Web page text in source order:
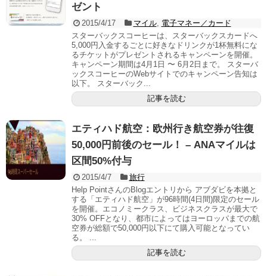
ゼント
2015/4/17 マイル, 電子マネー／カード
スターバックスコーヒーは、スターバックスカードへ
5,000円入金するごとに好きなドリンクが1杯無料にな
るチケットがプレゼントされるキャンペーンを開催。
キャンペーン期間は4月1日 〜 6月2日まで。 スターバ
ックスコーヒーのWebサイトでのキャンペーン告知は
以下。 スターバック...
記事を読む
エティハド航空：欧州行き航空券が往復
50,000円前後のセール！ – ANAマイルは
区間50%付与
2015/4/7
旅行
Help PointさんのBlogエントリから アブダビを本拠と
する「エティハド航空」が96時間(4日間)限定のセール
を開催。エコノミークラス、ビジネスクラスが最大で
30% OFFとなり、都市によってはヨーロッパまでの航
空券が総額で50,000円以下にて購入可能となってい
る。 ...
記事を読む